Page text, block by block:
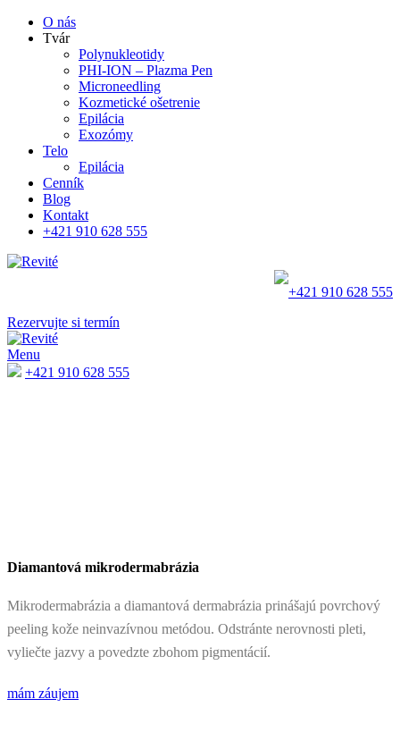
O nás
Tvár
Polynukleotidy
PHI-ION – Plazma Pen
Microneedling
Kozmetické ošetrenie
Epilácia
Exozómy
Telo
Epilácia
Cenník
Blog
Kontakt
+421 910 628 555
+421 910 628 555
Rezervujte si termín
Menu
+421 910 628 555
Diamantová mikrodermabrázia
Mikrodermabrázia a diamantová dermabrázia prinášajú povrchový
peeling kože neinvazívnou metódou. Odstránte nerovnosti pleti,
vyliečte jazvy a povedzte zbohom pigmentácií.
mám záujem